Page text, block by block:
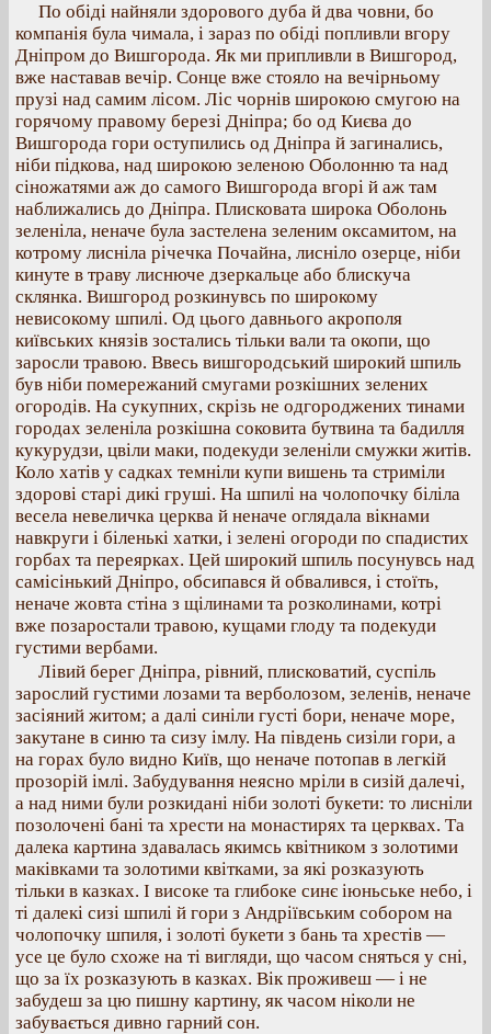
По обіді найняли здорового дуба й два човни, бо
компанія була чимала, і зараз по обіді попливли вгору
Дніпром до Вишгорода. Як ми припливли в Вишгород,
вже наставав вечір. Сонце вже стояло на вечірньому
прузі над самим лісом. Ліс чорнів широкою смугою на
горячому правому березі Дніпра; бо од Києва до
Вишгорода гори оступились од Дніпра й загинались,
ніби підкова, над широкою зеленою Оболонню та над
сіножатями аж до самого Вишгорода вгорі й аж там
наближались до Дніпра. Плисковата широка Оболонь
зеленіла, неначе була застелена зеленим оксамитом, на
котрому лисніла річечка Почайна, лисніло озерце, ніби
кинуте в траву лиснюче дзеркальце або блискуча
склянка. Вишгород розкинувсь по широкому
невисокому шпилі. Од цього давнього акрополя
київських князів зостались тільки вали та окопи, що
заросли травою. Ввесь вишгородський широкий шпиль
був ніби помережаний смугами розкішних зелених
огородів. На сукупних, скрізь не одгороджених тинами
городах зеленіла розкішна соковита бутвина та бадилля
кукурудзи, цвіли маки, подекуди зеленіли смужки житів.
Коло хатів у садках темніли купи вишень та стриміли
здорові старі дикі груші. На шпилі на чолопочку біліла
весела невеличка церква й неначе оглядала вікнами
навкруги і біленькі хатки, і зелені огороди по спадистих
горбах та переярках. Цей широкий шпиль посунувсь над
самісінький Дніпро, обсипався й обвалився, і стоїть,
неначе жовта стіна з щілинами та розколинами, котрі
вже позаростали травою, кущами глоду та подекуди
густими вербами.
Лівий берег Дніпра, рівний, плисковатий, суспіль
зарослий густими лозами та верболозом, зеленів, неначе
засіяний житом; а далі синіли густі бори, неначе море,
закутане в синю та сизу імлу. На південь сизіли гори, а
на горах було видно Київ, що неначе потопав в легкій
прозорій імлі. Забудування неясно мріли в сизій далечі,
а над ними були розкидані ніби золоті букети: то лисніли
позолочені бані та хрести на монастирях та церквах. Та
далека картина здавалась якимсь квітником з золотими
маківками та золотими квітками, за які розказують
тільки в казках. І високе та глибоке синє іюньське небо, і
ті далекі сизі шпилі й гори з Андріївським собором на
чолопочку шпиля, і золоті букети з бань та хрестів —
усе це було схоже на ті вигляди, що часом сняться у сні,
що за їх розказують в казках. Вік проживеш — і не
забудеш за цю пишну картину, як часом ніколи не
забувається дивно гарний сон.